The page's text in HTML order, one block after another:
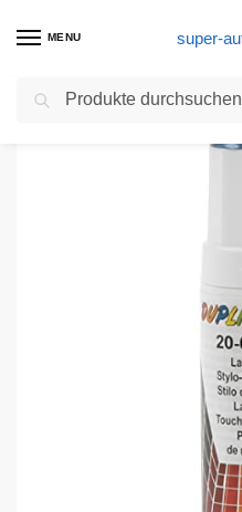
MENU super-
Start Autolackstift Produkte / Dupli-